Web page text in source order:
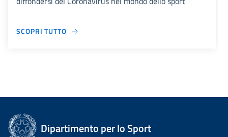
SCOPRI TUTTO
Dipartimento per lo Sport